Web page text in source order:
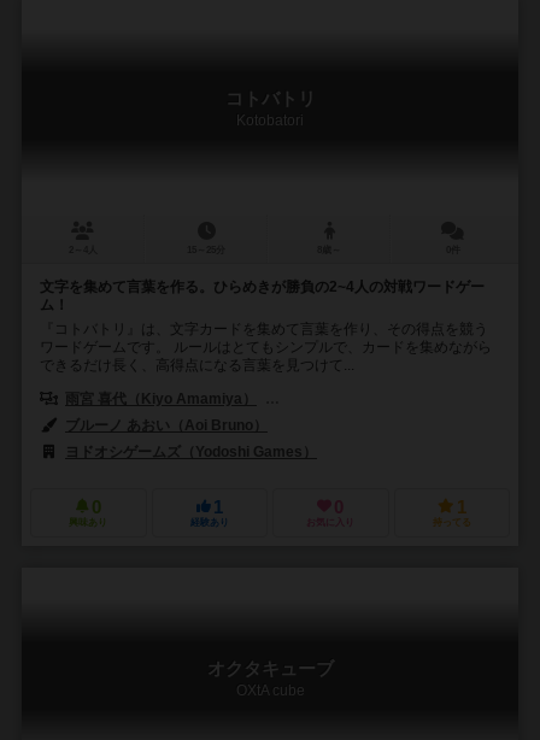
コトバトリ
Kotobatori
文字を集めて言葉を作る。ひらめきが勝負の2~4人の対戦ワードゲー
ム！
『コトバトリ』は、文字カードを集めて言葉を作り、その得点を競う
ワードゲームです。 ルールはとてもシンプルで、カードを集めながら
できるだけ長く、高得点になる言葉を見つけて...
雨宮 喜代（Kiyo Amamiya）
ブルーノ あおい（Aoi Bruno）
ヨドオシゲームズ（Yodoshi Games）
0
興味あり
1
経験あり
0
お気に入り
1
持ってる
オクタキューブ
OXtA cube